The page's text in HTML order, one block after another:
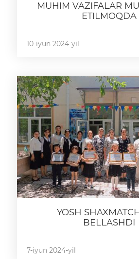
MUHIM VAZIFALAR
ETILMOQDA
10-iyun 2024-yil
YOSH
BELLASHDI
7-iyun 2024-yil